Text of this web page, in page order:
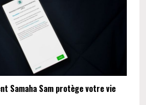
Samaha Sam protège votre vie